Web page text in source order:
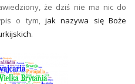
że dziś nie ma nic do
o tym, jak nazywa się Boże
.